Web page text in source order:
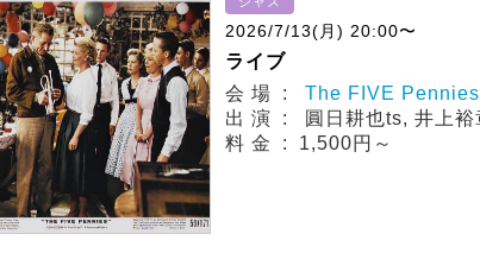
2026/7/13(月) 20:00〜
ライブ
会 場 : The FIVE
出 演 : 圓日耕也ts, 井上裕
料 金 : 1,500円～